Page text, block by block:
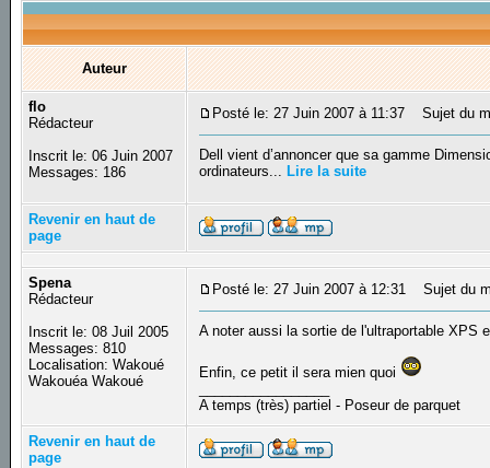
Auteur
flo
Rédacteur
Inscrit le: 06 Juin 2007
Messages: 186
Posté le: 27 Juin 2007 à 11:37 Sujet du
Dell vient d’annoncer que sa gamme
ordinateurs... Lire la suite
Revenir en haut de
page
Spena
Rédacteur
Inscrit le: 08 Juil 2005
Messages: 810
Localisation: Wakoué
Wakouéa Wakoué
Posté le: 27 Juin 2007 à 12:31 Sujet du
A noter aussi la sortie de l'ultraportable XPS
Enfin, ce petit il sera mien quoi
A temps (très) partiel - Poseur de parquet
Revenir en haut de
page